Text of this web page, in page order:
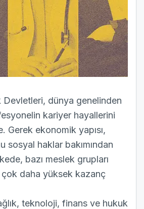
Devletleri, dünya genelinden
kariyer hayallerini
Gerek ekonomik yapısı,
sosyal haklar bakımından
bazı meslek grupları
daha yüksek kazanç
teknoloji, finans ve hukuk